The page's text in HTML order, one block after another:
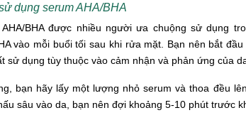
dụng serum AHA/BHA
AHA/BHA được nhiều người ưa chuộng sử dụng
vào mỗi buổi tối sau khi rửa mặt. Bạn nên bắt
sử dụng tùy thuộc vào cảm nhận và phản ứng của
bạn hãy lấy một lượng nhỏ serum và thoa đều
sâu vào da, bạn nên đợi khoảng 5-10 phút trước